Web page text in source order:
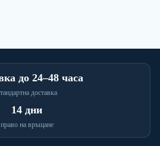
до 24–48 часа
доставка
14 дни
право на връщане